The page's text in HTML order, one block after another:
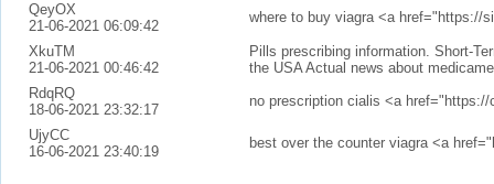
QeyOX
21-06-2021 06:09:42
where to buy viagra <a href="https://
XkuTM
21-06-2021 00:46:42
Pills prescribing information. Short-
the USA Actual news about
RdqRQ
18-06-2021 23:32:17
no prescription cialis <a
UjyCC
16-06-2021 23:40:19
best over the counter viagra <a